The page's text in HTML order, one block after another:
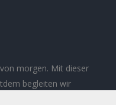
morgen. Mit dieser
begleiten wir